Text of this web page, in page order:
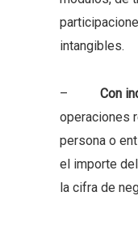
intangibles.
– Con
operaciones
persona o
el importe
la cifra de